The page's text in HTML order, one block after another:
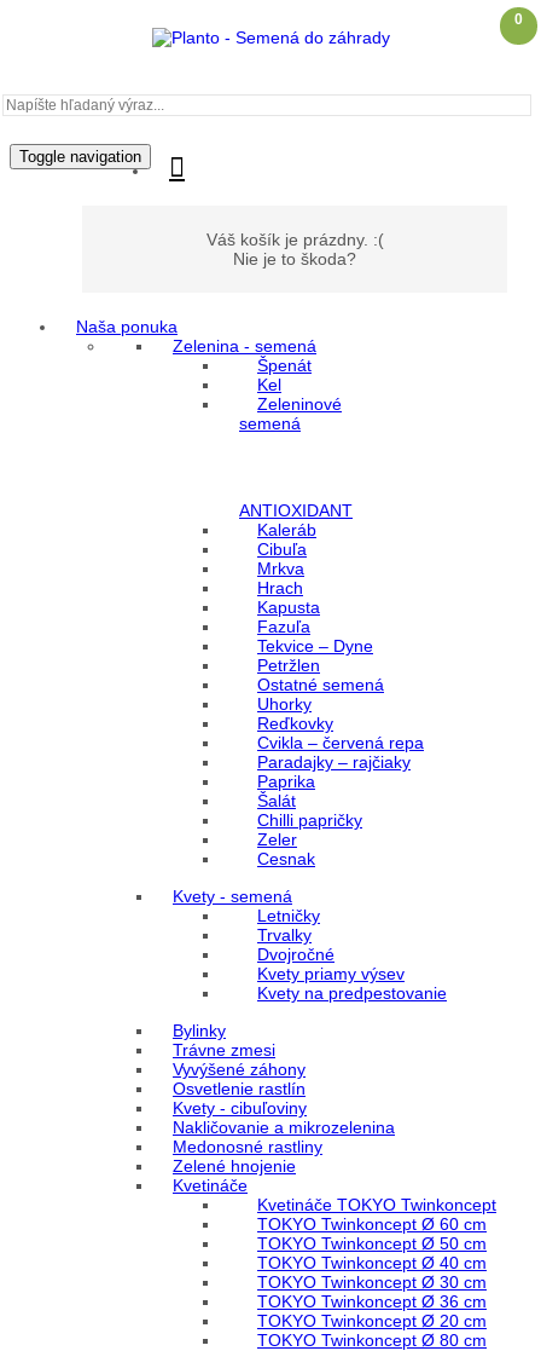
Toggle navigation
0
Váš košík je prázdny. :(
Nie je to škoda?
Naša ponuka
Zelenina - semená
Špenát
Kel
Zeleninové
semená
ANTIOXIDANT
Kaleráb
Cibuľa
Mrkva
Hrach
Kapusta
Fazuľa
Tekvice – Dyne
Petržlen
Ostatné semená
Uhorky
Reďkovky
Cvikla – červená repa
Paradajky – rajčiaky
Paprika
Šalát
Chilli papričky
Zeler
Cesnak
Kvety - semená
Letničky
Trvalky
Dvojročné
Kvety priamy výsev
Kvety na predpestovanie
Bylinky
Trávne zmesi
Vyvýšené záhony
Osvetlenie rastlín
Kvety - cibuľoviny
Nakličovanie a mikrozelenina
Medonosné rastliny
Zelené hnojenie
Kvetináče
Kvetináče TOKYO Twinkoncept
TOKYO Twinkoncept Ø 60 cm
TOKYO Twinkoncept Ø 50 cm
TOKYO Twinkoncept Ø 40 cm
TOKYO Twinkoncept Ø 30 cm
TOKYO Twinkoncept Ø 36 cm
TOKYO Twinkoncept Ø 20 cm
TOKYO Twinkoncept Ø 80 cm